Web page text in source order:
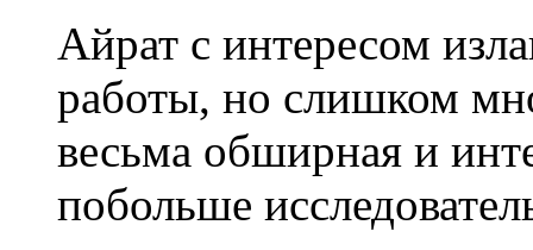
Айрат с интересом
работы, но слишком
весьма обширная и
побольше